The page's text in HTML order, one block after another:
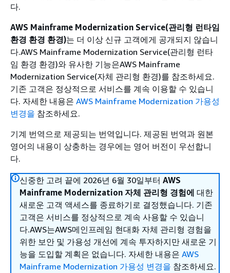
다.
AWS Mainframe Modernization Service(관리형 런타임
환경 환경 환경)는 더 이상 신규 고객에게 공개되지 않습니
다.AWS Mainframe Modernization Service(관리형 런타
임 환경 환경)와 유사한 기능은AWS Mainframe
Modernization Service(자체 관리형 환경)를 참조하세요.
기존 고객은 정상적으로 서비스를 계속 이용할 수 있습니
다. 자세한 내용은 AWS Mainframe Modernization 가용성
변경을 참조하세요.
기계 번역으로 제공되는 번역입니다. 제공된 번역과 원본
영어의 내용이 상충하는 경우에는 영어 버전이 우선합니
다.
신중한 고려 끝에 2026년 6월 30일부터 AWS
Mainframe Modernization 자체 관리형 경험에 대한
새로운 고객 액세스를 종료하기로 결정했습니다. 기존
고객은 서비스를 정상적으로 계속 사용할 수 있습니
다.AWS는AWS메인프레임 현대화 자체 관리형 경험을
위한 보안 및 가용성 개선에 계속 투자하지만 새로운 기
능을 도입할 계획은 없습니다. 자세한 내용은 AWS
Mainframe Modernization 가용성 변경을 참조하세요.